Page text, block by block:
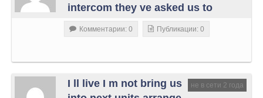
intercom they ve asked us to
Комментарии: 0 Публикации: 0
не в сети 2 года
I ll live I m not bring us